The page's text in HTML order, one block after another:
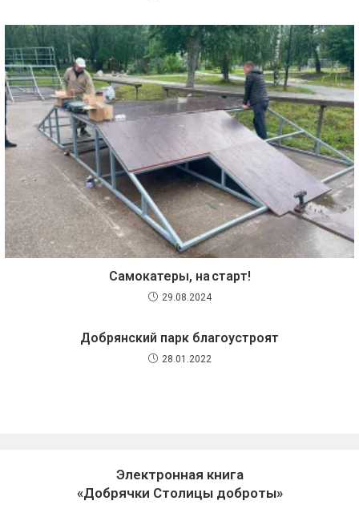
Самокатеры, на старт!
29.08.2024
Добрянский парк благоустроят
28.01.2022
Электронная книга
«Добрячки Столицы доброты»